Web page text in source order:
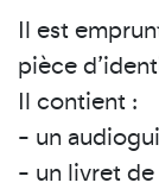
Il est
pièce
Il contient :
- un
- un livret de